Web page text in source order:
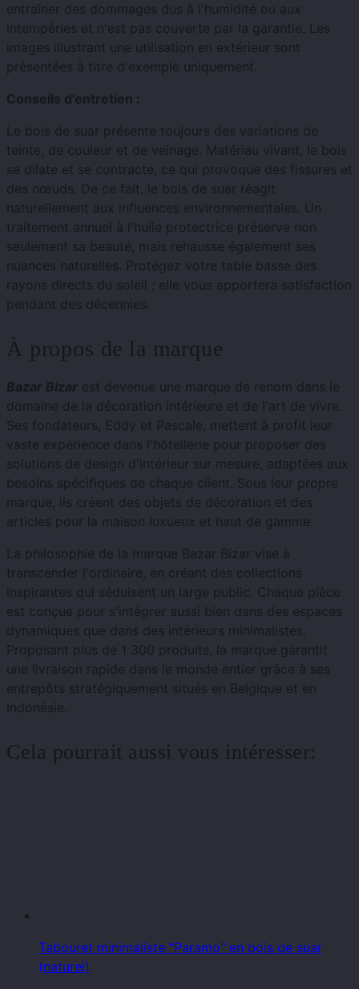
entraîner des dommages dus à l'humidité ou aux
intempéries et n'est pas couverte par la garantie. Les
images illustrant une utilisation en extérieur sont
présentées à titre d'exemple uniquement.
Conseils d'entretien :
Le bois de suar présente toujours des variations de
teinte, de couleur et de veinage. Matériau vivant, le bois
se dilate et se contracte, ce qui provoque des fissures et
des nœuds. De ce fait, le bois de suar réagit
naturellement aux influences environnementales. Un
traitement annuel à l'huile protectrice préserve non
seulement sa beauté, mais rehausse également ses
nuances naturelles. Protégez votre table basse des
rayons directs du soleil ; elle vous apportera satisfaction
pendant des décennies.
À propos de la marque
Bazar Bizar est devenue une marque de renom dans le
domaine de la décoration intérieure et de l'art de vivre.
Ses fondateurs, Eddy et Pascale, mettent à profit leur
vaste expérience dans l'hôtellerie pour proposer des
solutions de design d'intérieur sur mesure, adaptées aux
besoins spécifiques de chaque client. Sous leur propre
marque, ils créent des objets de décoration et des
articles pour la maison luxueux et haut de gamme.
La philosophie de la marque Bazar Bizar vise à
transcender l'ordinaire, en créant des collections
inspirantes qui séduisent un large public. Chaque pièce
est conçue pour s'intégrer aussi bien dans des espaces
dynamiques que dans des intérieurs minimalistes.
Proposant plus de 1 300 produits, la marque garantit
une livraison rapide dans le monde entier grâce à ses
entrepôts stratégiquement situés en Belgique et en
Indonésie.
Cela pourrait aussi vous intéresser:
Tabouret minimaliste "Paramo" en bois de suar
(naturel)